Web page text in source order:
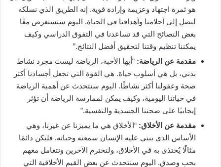
هو ثمرة اجتهاد وعزيمة وإرادة قوية. إنه الطريق الذي نسلكه
لنصل إلى أحلامنا وأهدافنا في الحياة. اليوم سنستعرض معًا
بعض النصائح التي قد تساعدنا في التفوق الدراسي وكيف
يمكننا تنظيم وقتنا لتحقيق أفضل النتائج.”
مقدمة عن الرياضة: “أيها الأحبة، الرياضة ليست مجرد نشاط
بدني، بل هي أسلوب حياة. هي القوة التي تجعل أجسادنا أكثر
صحة وعقولنا أكثر نشاطًا. اليوم سنتحدث عن أهمية الرياضة
في حياتنا اليومية، وكيف يمكن لممارسة الرياضة أن تؤثر
إيجابيًا على صحتنا الجسدية والنفسية.”
مقدمة عن الأخلاق: “الأخلاق هي ما يميزنا عن غيرنا، وهي
الأساس الذي يبني عليه الإنسان سمعته وحياته. فلنكن دائمًا
مثالًا يُحتذى به في الأخلاق، ولنحترم الآخرين ونتعامل معهم
بحب وصدق. اليوم سنتحدث عن بعض القيم الأخلاقية التي